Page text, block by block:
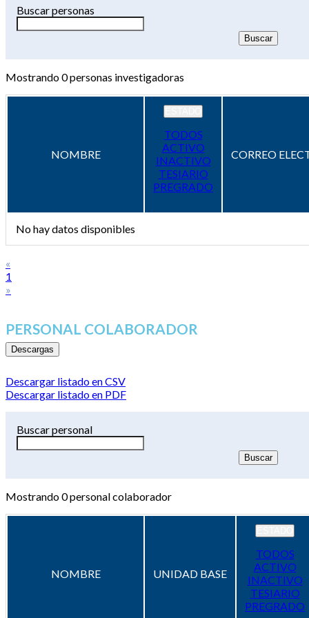
Buscar personas
Mostrando0personas investigadoras
NOMBRE
TODOS
ACTIVO
INACTIVO
TESIARIO
PREGRADO
CORREO
No hay datos disponibles
«
1
»
PERSONAL COLABORADOR
Descargas
Descargar listado en CSV
Descargar listado en PDF
Buscar personal
Mostrando0personal colaborador
NOMBRE UNIDAD BASE
TODOS
ACTIVO
INACTIVO
TESIARIO
PREGRADO